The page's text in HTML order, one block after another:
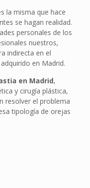
la misma que hace
se hagan realidad.
personales de los
nuestros,
indirecta en el
en Madrid.
en Madrid,
y cirugía plástica,
resolver el problema
tipología de orejas